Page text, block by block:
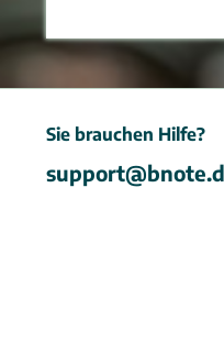
Sie brauchen Hilfe?